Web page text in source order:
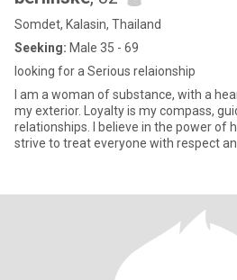
Somdet, Kalasin, Thailand
Seeking: Male 35 - 69
looking for a Serious relaionship
I am a woman of substance, with a
my exterior. Loyalty is my compass,
relationships. I believe in the power of
strive to treat everyone with respect